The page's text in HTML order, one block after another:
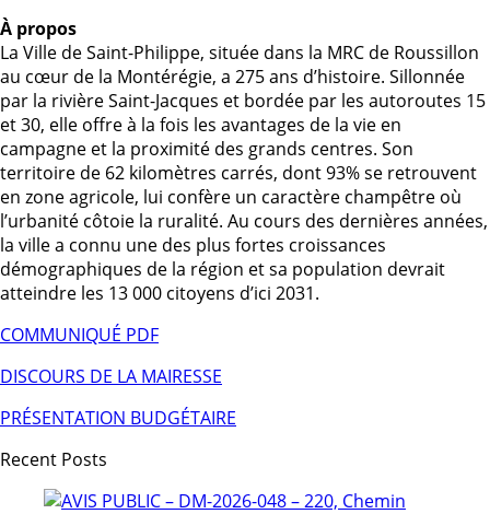
À propos
La Ville de Saint-Philippe, située dans la MRC de Roussillon
au cœur de la Montérégie, a 275 ans d’histoire. Sillonnée
par la rivière Saint-Jacques et bordée par les autoroutes 15
et 30, elle offre à la fois les avantages de la vie en
campagne et la proximité des grands centres. Son
territoire de 62 kilomètres carrés, dont 93% se retrouvent
en zone agricole, lui confère un caractère champêtre où
l’urbanité côtoie la ruralité. Au cours des dernières années,
la ville a connu une des plus fortes croissances
démographiques de la région et sa population devrait
atteindre les 13 000 citoyens d’ici 2031.
COMMUNIQUÉ PDF
DISCOURS DE LA MAIRESSE
PRÉSENTATION BUDGÉTAIRE
Recent Posts